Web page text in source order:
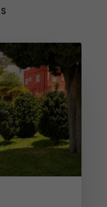
la
en
cómo